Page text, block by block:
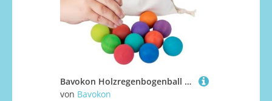
Bavokon Holzregenbogenball - 12 Stück Farbensortierkugel | Farben Zählen Zuordnen Pädagogisches Baby Greifspielzeug Für Kleinkinder Mädchen
von Bavokon